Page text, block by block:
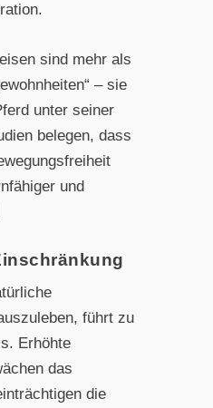
sind mehr als
– sie
unter seiner
belegen, dass
und
führt zu
Erhöhte
das
die